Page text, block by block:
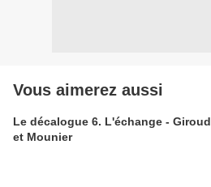
Vous aimerez aussi
Le décalogue 6. L'échange - Giroud
et Mounier